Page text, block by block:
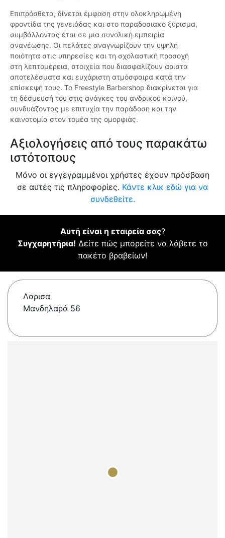
Επιπρόσθετα, δίνεται έμφαση στην ολοκληρωμένη
φροντίδα της γενειάδας και στο παραδοσιακό ξύρισμα,
συμβάλλοντας έτσι σε μια συνολική εμπειρία
ανανέωσης. Οι πελάτες αναγνωρίζουν την υψηλή
ποιότητα στις υπηρεσίες και τη σχολαστική προσοχή
στη λεπτομέρεια, στοιχεία που διασφαλίζουν άριστα
αποτελέσματα και ευχάριστη ατμόσφαιρα κατά την
επίσκεψή τους. Το Freestyle Barbershop διακρίνεται για
τη δέσμευσή του στις ανάγκες του ανδρικού κοινού,
συνδυάζοντας με επιτυχία την παράδοση και την
καινοτομία στον τομέα της ομορφιάς.
Αξιολογήσεις από τους παρακάτω
ιστότοπους
Μόνο οι εγγεγραμμένοι χρήστες έχουν πρόσβαση
σε αυτές τις πληροφορίες. Κάντε κλικ εδώ για να
συνδεθείτε.
Αυτή είναι η εταιρεία σας?
Συγχαρητήρια! Δείτε πώς μπορείτε να λάβετε το
πακέτο βραβείων!
Λαρισα
Μανδηλαρά 56